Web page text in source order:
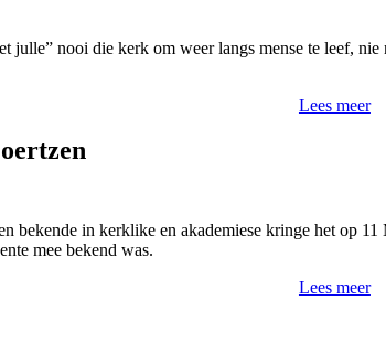
julle” nooi die kerk om weer langs mense te leef,
Lees meer
bekende in kerklike en akademiese kringe het op
mee bekend was.
Lees meer